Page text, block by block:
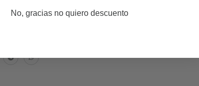
No, gracias no quiero descuento